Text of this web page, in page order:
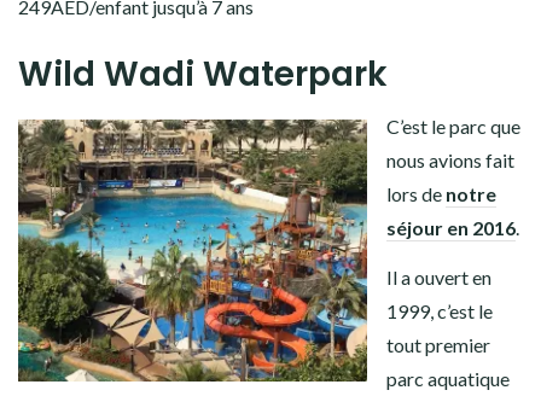
249AED/enfant jusqu’à 7 ans
Wild Wadi Waterpark
C’est le parc que
nous avions fait
lors de notre
séjour en 2016.
Il a ouvert en
1999, c’est le
tout premier
parc aquatique